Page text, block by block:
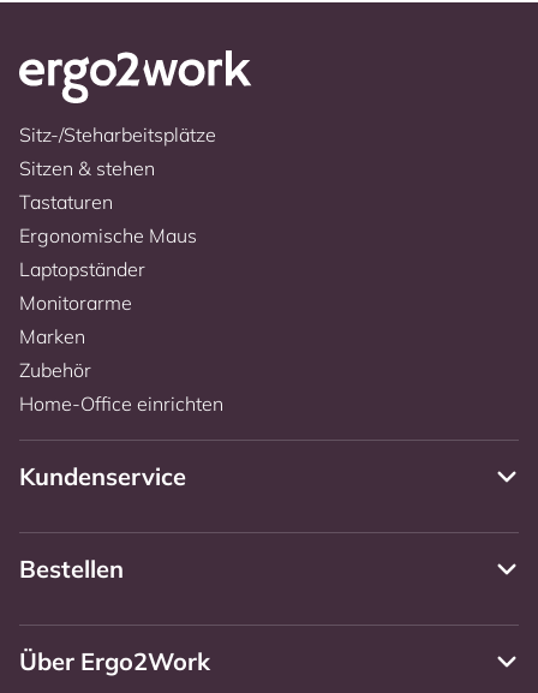
Sitz-/Steharbeitsplätze
Sitzen & stehen
Tastaturen
Ergonomische Maus
Laptopständer
Monitorarme
Marken
Zubehör
Home-Office einrichten
Kundenservice
Bestellen
Über Ergo2Work